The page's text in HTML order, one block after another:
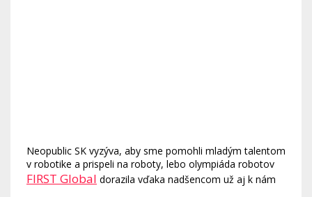
Neopublic SK vyzýva, aby sme pomohli mladým talentom
v robotike a prispeli na roboty, lebo olympiáda robotov
FIRST Global dorazila vďaka nadšencom už aj k nám